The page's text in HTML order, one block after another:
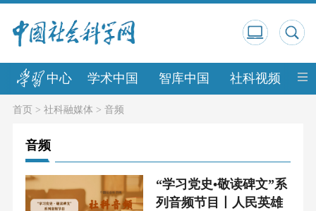
中心 学术中国 智库中国 社科视频 中
首页> 社科融媒体 > 音频
音频
“学习党史•敬读碑文”系
列音频节目丨人民英雄